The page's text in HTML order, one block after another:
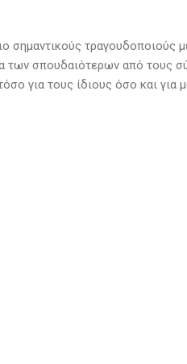
τραγουδοποιούς
των σπουδαιότερων από τους
για τους ίδιους όσο και